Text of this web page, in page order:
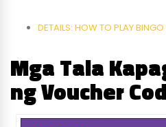
DETAILS: HOW TO PLAY
Mga Tala
ng Voucher